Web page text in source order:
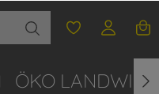
ÖKO